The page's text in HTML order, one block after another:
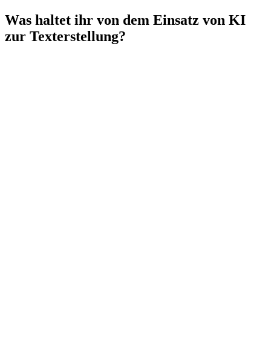
Was haltet ihr von dem Einsatz von KI
zur Texterstellung?